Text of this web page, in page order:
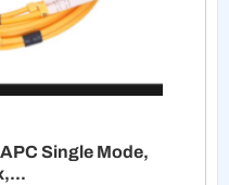
Single Mode,